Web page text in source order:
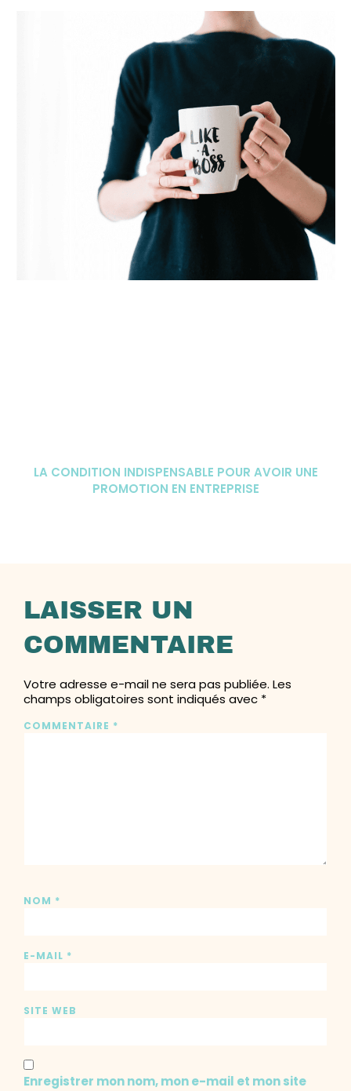
LA CONDITION INDISPENSABLE POUR AVOIR UNE
PROMOTION EN ENTREPRISE
LAISSER UN
COMMENTAIRE
Votre adresse e-mail ne sera pas publiée. Les
champs obligatoires sont indiqués avec *
COMMENTAIRE *
NOM *
E-MAIL *
SITE WEB
Enregistrer mon nom, mon e-mail et mon site